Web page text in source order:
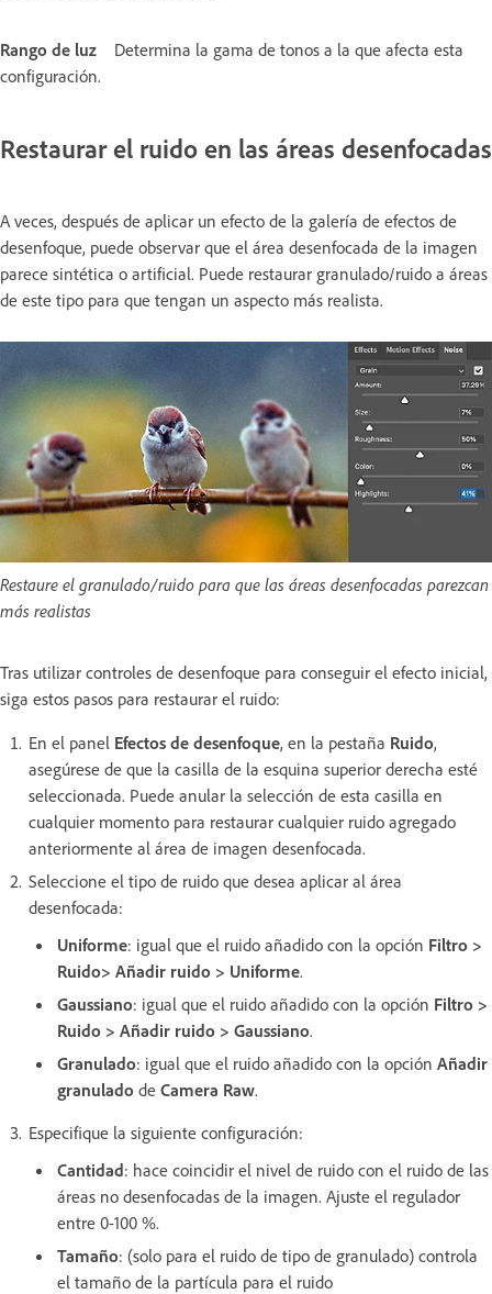
Rango de luz
Determina la gama de tonos a la que afecta esta
configuración.
Restaurar el ruido en las áreas desenfocadas
A veces, después de aplicar un efecto de la galería de efectos de
desenfoque, puede observar que el área desenfocada de la imagen
parece sintética o artificial. Puede restaurar granulado/ruido a áreas
de este tipo para que tengan un aspecto más realista.
Restaure el granulado/ruido para que las áreas desenfocadas parezcan
más realistas
Tras utilizar controles de desenfoque para conseguir el efecto inicial,
siga estos pasos para restaurar el ruido:
En el panel Efectos de desenfoque, en la pestaña Ruido,
asegúrese de que la casilla de la esquina superior derecha esté
seleccionada. Puede anular la selección de esta casilla en
cualquier momento para restaurar cualquier ruido agregado
anteriormente al área de imagen desenfocada.
Seleccione el tipo de ruido que desea aplicar al área
desenfocada:
Uniforme: igual que el ruido añadido con la opción Filtro >
Ruido> Añadir ruido > Uniforme.
Gaussiano: igual que el ruido añadido con la opción Filtro >
Ruido > Añadir ruido > Gaussiano.
Granulado: igual que el ruido añadido con la opción Añadir
granulado de Camera Raw.
Especifique la siguiente configuración:
Cantidad: hace coincidir el nivel de ruido con el ruido de las
áreas no desenfocadas de la imagen. Ajuste el regulador
entre 0-100 %.
Tamaño: (solo para el ruido de tipo de granulado) controla
el tamaño de la partícula para el ruido